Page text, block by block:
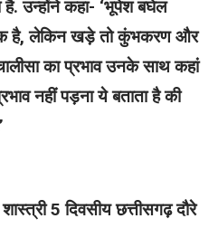
है. उन्होंने कहा- ‘भूपेश बघेल
है, लेकिन खड़े तो कुंभकरण और
का प्रभाव उनके साथ कहां
नहीं पड़ना ये बताता है की
5 दिवसीय छत्तीसगढ़ दौरे